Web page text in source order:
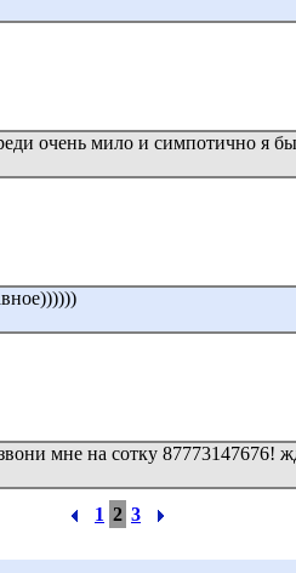
очень мило и симпотично я бы
мне на сотку 87773147676!
1 2 3